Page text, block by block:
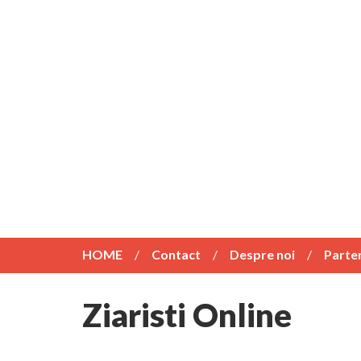
HOME Contact Despre noi
Ziaristi Online